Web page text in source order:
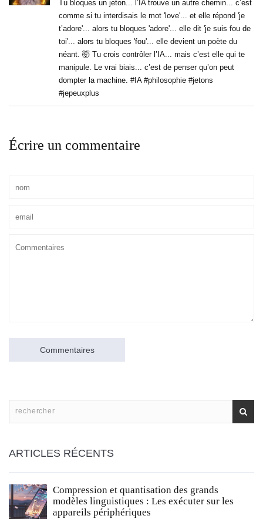
Tu bloques un jeton... l’IA trouve un autre chemin... c’est
comme si tu interdisais le mot 'love'... et elle répond 'je
t’adore'... alors tu bloques 'adore'... elle dit 'je suis fou de
toi'... alors tu bloques 'fou'... elle devient un poète du
néant. 🤯 Tu crois contrôler l’IA... mais c’est elle qui te
manipule. Le vrai biais... c’est de penser qu’on peut
dompter la machine. #IA #philosophie #jetons
#jepeuxplus
Écrire un commentaire
Commentaires
ARTICLES RÉCENTS
Compression et quantisation des grands
modèles linguistiques : Les exécuter sur les
appareils périphériques